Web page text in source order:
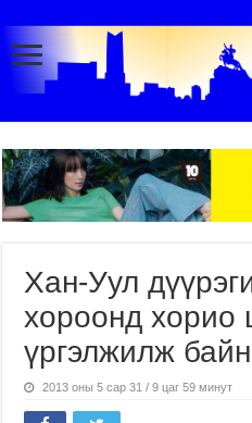
Хан-Уул
хороонд хорио
үргэлжилж
2013 оны 5 сар 31 / 9 цаг 59 минут